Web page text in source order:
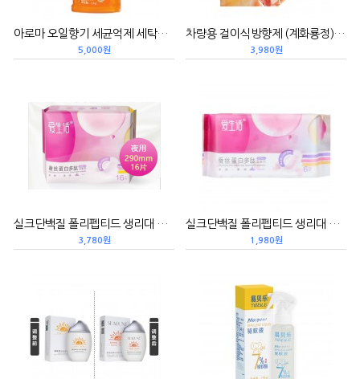
아로마 오일향기 세균억제 세탁세제 (오렌지과일향)1.1KG 精油香氛抑菌洗衣液/甜橙果香
5,000원
차량용 걸이식방향제 (계화룡정) 8ML悬挂式车载香薰/桂花龙井
3,980원
실크단백질 폴리펩티드 생리대 290*16p 蚕丝蛋白卫生巾
3,780원
실크단백질 폴리펩티드 생리대 360*6p 蚕丝蛋白卫生巾
1,980원